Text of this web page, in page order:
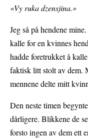
«Vy ruka dzensjina.»
Jeg så på hendene
kalle for en kvinnes
hadde foretrukket å
faktisk litt stolt av dem.
mennene delte mitt
Den neste timen
dårligere. Blikkene de
forsto ingen av dem ett